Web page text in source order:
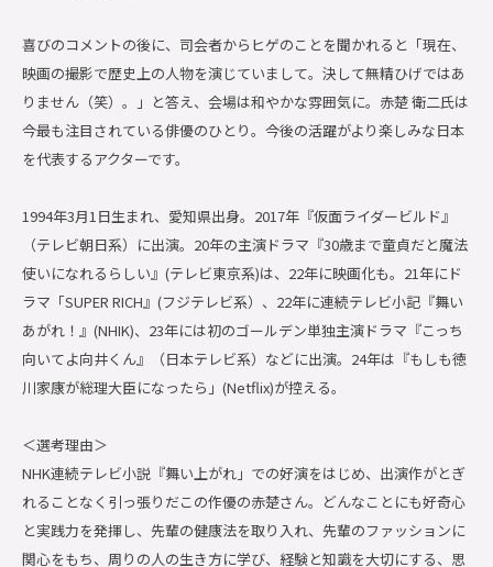
喜びのコメントの後に、司会者からヒゲのことを聞かれると「現在、
映画の撮影で歴史上の人物を演じていまして。決して無精ひげではあ
りません（笑）。」と答え、会場は和やかな雰囲気に。赤楚 衛二氏は
今最も注目されている俳優のひとり。今後の活躍がより楽しみな日本
を代表するアクターです。
1994年3月1日生まれ、愛知県出身。2017年『仮面ライダービルド』
（テレビ朝日系）に出演。20年の主演ドラマ『30歳まで童貞だと魔法
使いになれるらしい』(テレビ東京系)は、22年に映画化も。21年にド
ラマ「SUPER RICH』(フジテレビ系）、22年に連続テレビ小記『舞い
あがれ！』(NHIK)、23年には初のゴールデン単独主演ドラマ『こっち
向いてよ向井くん』（日本テレビ系）などに出演。24年は『もしも徳
川家康が総理大臣になったら」(Netflix)が控える。
＜選考理由＞
NHK連続テレビ小説『舞い上がれ」での好演をはじめ、出演作がとぎ
れることなく引っ張りだこの作優の赤楚さん。どんなことにも好奇心
と実践力を発揮し、先輩の健康法を取り入れ、先輩のファッションに
関心をもち、周りの人の生き方に学び、経験と知識を大切にする、思